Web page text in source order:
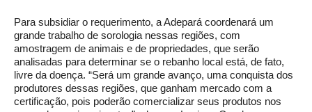
Para subsidiar o requerimento, a Adepará coordenará um
grande trabalho de sorologia nessas regiões, com
amostragem de animais e de propriedades, que serão
analisadas para determinar se o rebanho local está, de fato,
livre da doença. “Será um grande avanço, uma conquista dos
produtores dessas regiões, que ganham mercado com a
certificação, pois poderão comercializar seus produtos nos